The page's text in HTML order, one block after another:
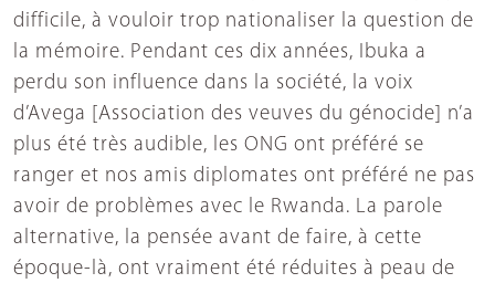
difficile, à vouloir trop nationaliser la question de
la mémoire. Pendant ces dix années, Ibuka a
perdu son influence dans la société, la voix
d’Avega [Association des veuves du génocide] n’a
plus été très audible, les ONG ont préféré se
ranger et nos amis diplomates ont préféré ne pas
avoir de problèmes avec le Rwanda. La parole
alternative, la pensée avant de faire, à cette
époque-là, ont vraiment été réduites à peau de